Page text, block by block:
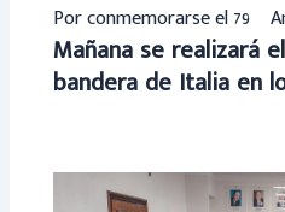
Por conmemorarse el 79º
Mañana se realizará
bandera de Italia en